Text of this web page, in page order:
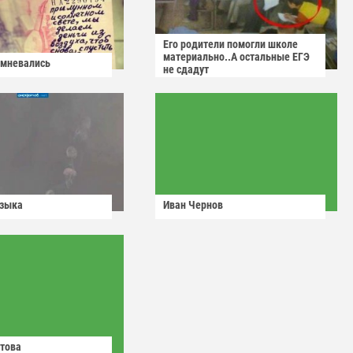
Его родители помогли школе
материально..А остальные ЕГЭ
не сдадут
Иван Чернов